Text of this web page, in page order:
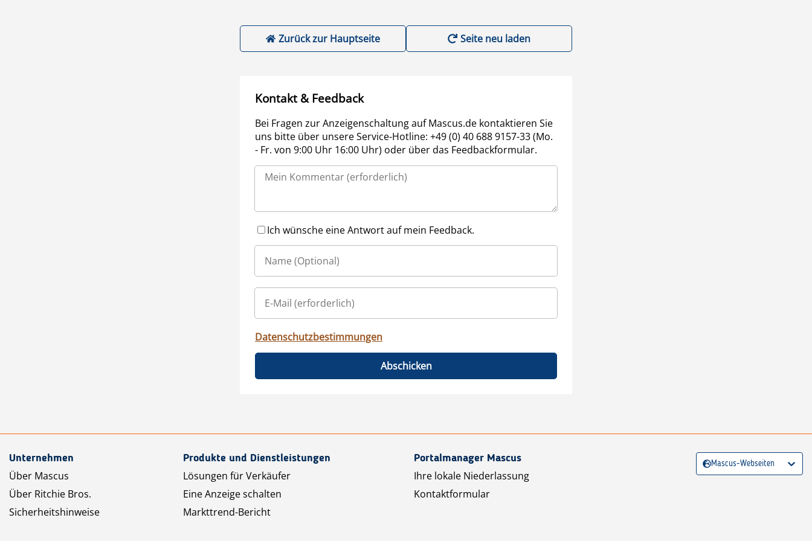
Zurück zur Hauptseite Seite neu laden
Kontakt & Feedback
Bei Fragen zur Anzeigenschaltung auf Mascus.de kontaktieren Sie
uns bitte über unsere Service-Hotline: +49 (0) 40 688 9157-33 (Mo.
- Fr. von 9:00 Uhr 16:00 Uhr) oder über das Feedbackformular.
Ich wünsche eine Antwort auf mein Feedback.
Datenschutzbestimmungen
Abschicken
Unternehmen
Über Mascus
Über Ritchie Bros.
Sicherheitshinweise
Produkte und Dienstleistungen
Lösungen für Verkäufer
Eine Anzeige schalten
Markttrend-Bericht
Portalmanager Mascus
Ihre lokale Niederlassung
Kontaktformular
Mascus-Webseiten